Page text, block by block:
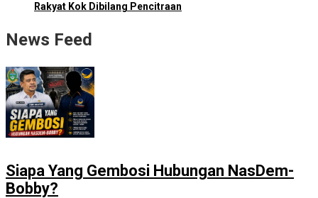
Rakyat Kok Dibilang Pencitraan
News Feed
Siapa Yang Gembosi Hubungan NasDem-
Bobby?